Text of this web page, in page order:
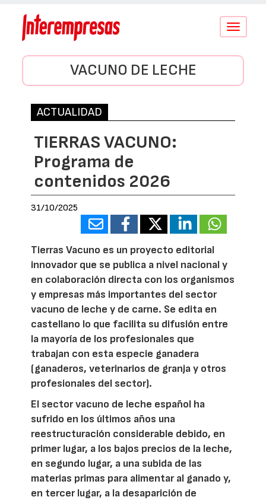
Conmutar
VACUNO DE LECHE
ACTUALIDAD
TIERRAS VACUNO:
Programa de
contenidos 2026
31/10/2025
Tierras Vacuno es un proyecto editorial
innovador que se publica a nivel nacional y
en colaboración directa con los organismos
y empresas más importantes del sector
vacuno de leche y de carne. Se edita en
castellano lo que facilita su difusión entre
la mayoría de los profesionales que
trabajan con esta especie ganadera
(ganaderos, veterinarios de granja y otros
profesionales del sector).
El sector vacuno de leche español ha
sufrido en los últimos años una
reestructuración considerable debido, en
primer lugar, a los bajos precios de la leche,
en segundo lugar, a una subida de las
materias primas para alimentar al ganado y,
en tercer lugar, a la desaparición de